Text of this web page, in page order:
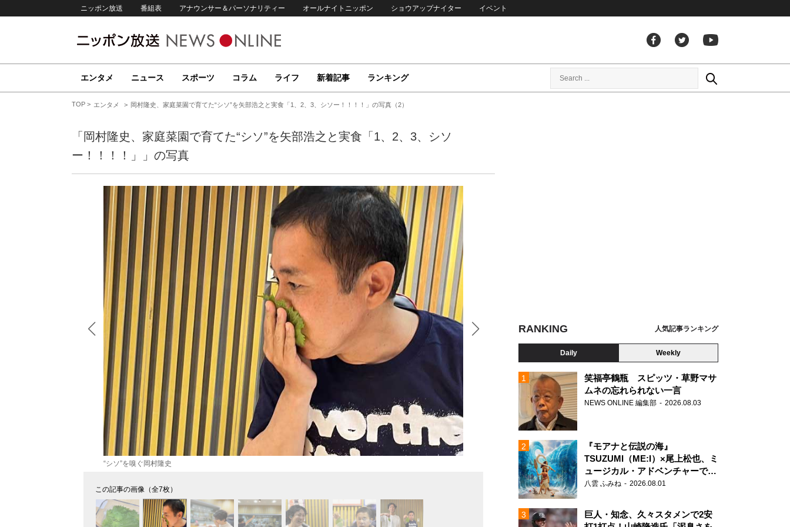
ニッポン放送 番組表 アナウンサー＆パーソナリティー オールナイトニッポン ショウアップナイター イベント
エンタメ ニュース スポーツ コラム ライフ 新着記事 ランキング
TOP エンタメ 岡村隆史、家庭菜園で育てた“シソ”を矢部浩之と実食「1、2、3、シソー！！！！」の写真（2）
「岡村隆史、家庭菜園で育てた“シソ”を矢部浩之と実食「1、2、3、シソ
ー！！！！」」の写真
“シソ”を嗅ぐ岡村隆史 “シソ”を嗅ぐ矢部浩之
この記事の画像（全7枚）
RANKING 人気記事ランキング
Daily Weekly
笑福亭鶴瓶 スピッツ・草野マサ
ムネの忘れられない一言
NEWS ONLINE 編集部 2026.08.03
『モアナと伝説の海』
TSUZUMI（ME:I）×尾上松也、ミ
ュージカル・アドベンチャーで美
声を響かせる
八雲 ふみね 2026.08.01
巨人・知念、久々スタメンで2安